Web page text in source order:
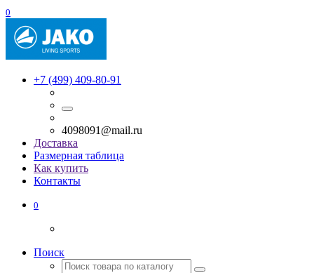
0
+7 (499) 409-80-91
4098091@mail.ru
Доставка
Размерная таблица
Как купить
Контакты
0
Поиск